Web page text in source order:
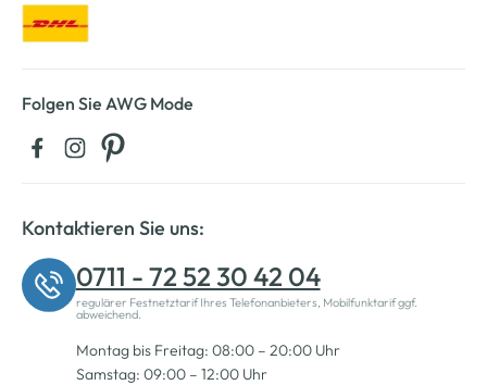
Folgen Sie AWG Mode
Kontaktieren Sie uns:
0711 - 72 52 30 42 04
regulärer Festnetztarif Ihres Telefonanbieters, Mobilfunktarif ggf.
abweichend.
Montag bis Freitag: 08:00 – 20:00 Uhr
Samstag: 09:00 – 12:00 Uhr